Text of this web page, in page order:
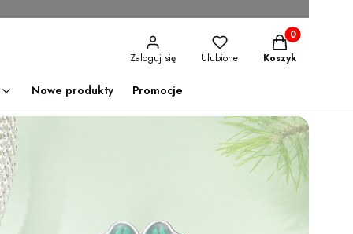
Zaloguj się Ulubione
Produkty w
Koszyk
Nowe produkty Promocje